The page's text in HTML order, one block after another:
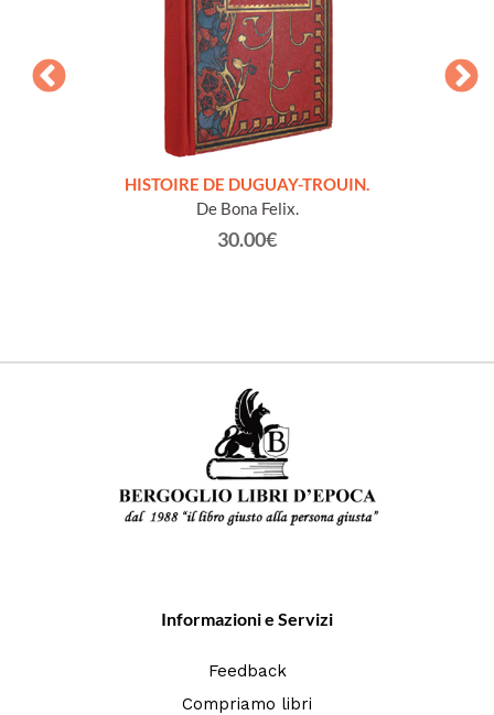
HISTOIRE DE DUGUAY-TROUIN.
De Bona Felix.
30.00€
Informazioni e Servizi
Feedback
Compriamo libri